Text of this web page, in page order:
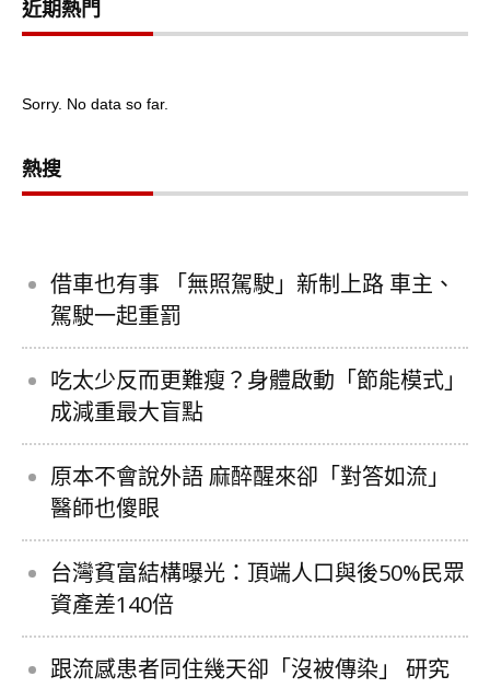
近期熱門
Sorry. No data so far.
熱搜
借車也有事 「無照駕駛」新制上路 車主、
駕駛一起重罰
吃太少反而更難瘦？身體啟動「節能模式」
成減重最大盲點
原本不會說外語 麻醉醒來卻「對答如流」
醫師也傻眼
台灣貧富結構曝光：頂端人口與後50%民眾
資產差140倍
跟流感患者同住幾天卻「沒被傳染」 研究